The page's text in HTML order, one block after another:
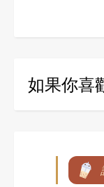
如果你喜